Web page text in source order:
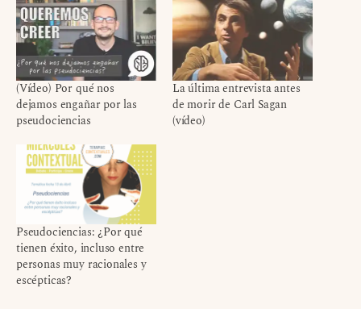
(Vídeo) Por qué nos
dejamos engañar por las
pseudociencias
La última entrevista antes
de morir de Carl Sagan
(vídeo)
Pseudociencias: ¿Por qué
tienen éxito, incluso entre
personas muy racionales y
escépticas?